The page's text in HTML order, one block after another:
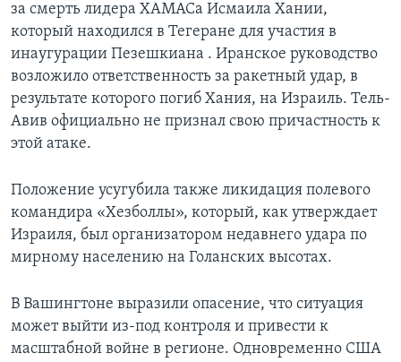
за смерть лидера ХАМАСа Исмаила Хании,
который находился в Тегеране для участия в
инаугурации Пезешкиана . Иранское руководство
возложило ответственность за ракетный удар, в
результате которого погиб Хания, на Израиль. Тель-
Авив официально не признал свою причастность к
этой атаке.
Положение усугубила также ликидация полевого
командира «Хезболлы», который, как утверждает
Израиля, был организатором недавнего удара по
мирному населению на Голанских высотах.
В Вашингтоне выразили опасение, что ситуация
может выйти из-под контроля и привести к
масштабной войне в регионе. Одновременно США